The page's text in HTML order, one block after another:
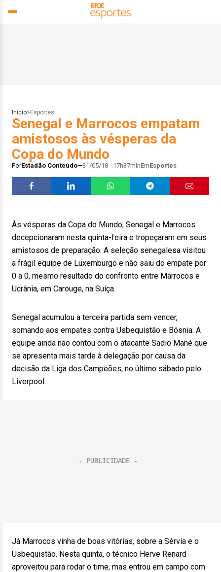
Início> Esportes
Senegal e Marrocos empatam
amistosos às vésperas da
Copa do Mundo
PorEstadão Conteúdo 31/05/18 - 17h37minEmEsportes
Às vésperas da Copa do Mundo, Senegal e Marrocos
decepcionaram nesta quinta-feira e tropeçaram em seus
amistosos de preparação. A seleção senegalesa visitou
a frágil equipe de Luxemburgo e não saiu do empate por
0 a 0, mesmo resultado do confronto entre Marrocos e
Ucrânia, em Carouge, na Suíça.
Senegal acumulou a terceira partida sem vencer,
somando aos empates contra Usbequistão e Bósnia. A
equipe ainda não contou com o atacante Sadio Mané que
se apresenta mais tarde à delegação por causa da
decisão da Liga dos Campeões, no último sábado pelo
Liverpool.
Já Marrocos vinha de boas vitórias, sobre a Sérvia e o
Usbequistão. Nesta quinta, o técnico Herve Renard
aproveitou para rodar o time, mas entrou em campo com